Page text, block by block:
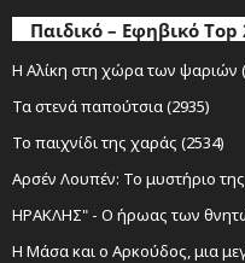
Παιδικό – Εφηβικό Top
Η Αλίκη στη χώρα των ψαριών
Τα στενά παπούτσια (2935)
Το παιχνίδι της χαράς (2534)
Αρσέν Λουπέν: Το μυστήριο
ΗΡΑΚΛΗΣ" - Ο ήρωας των
Η Μάσα και ο Αρκούδος, μια